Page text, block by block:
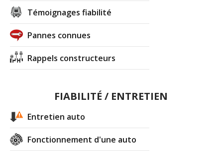
Témoignages fiabilité
Pannes connues
Rappels constructeurs
FIABILITÉ / ENTRETIEN
Entretien auto
Fonctionnement d'une auto